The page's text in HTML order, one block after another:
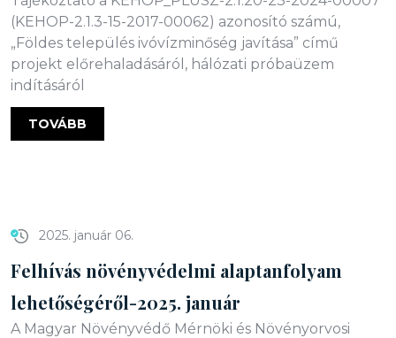
(KEHOP-2.1.3-15-2017-00062) azonosító számú,
„Földes település ivóvízminőség javítása” című
projekt előrehaladásáról, hálózati próbaüzem
indításáról
TOVÁBB
2025. január 06.
Felhívás növényvédelmi alaptanfolyam
lehetőségéről-2025. január
A Magyar Növényvédő Mérnöki és Növényorvosi